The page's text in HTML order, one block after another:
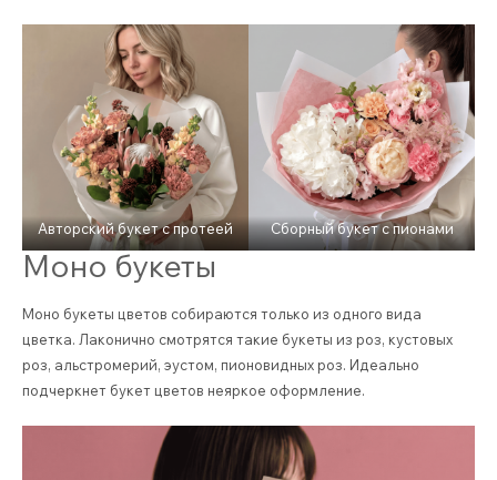
Авторский букет с протеей Сборный букет с пионами
Моно букеты
Моно букеты цветов собираются только из одного вида
цветка. Лаконично смотрятся такие букеты из роз, кустовых
роз, альстромерий, эустом, пионовидных роз. Идеально
подчеркнет букет цветов неяркое оформление.